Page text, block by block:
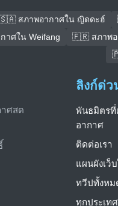
สภาพอากาศใน ญิดดะฮ์
ศใน Weifang 🇫🇷 สภาพอ
ศสด
ลิงก์ด่ว
พันธมิตรที่
อากาศ
ติดต่อเรา
แผนผังเว็
ทวีปทั้งหม
ทุกประเทศ